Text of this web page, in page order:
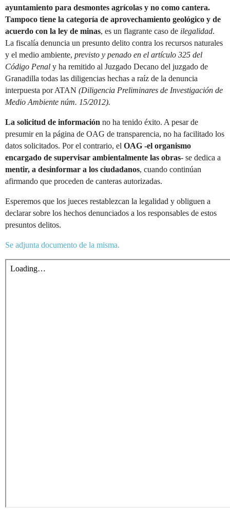
ayuntamiento para desmontes agrícolas y no como cantera.
Tampoco tiene la categoría de aprovechamiento geológico y de
acuerdo con la ley de minas, es un flagrante caso de ilegalidad.
La fiscalía denuncia un presunto delito contra los recursos naturales
y el medio ambiente, previsto y penado en el artículo 325 del
Código Penal y ha remitido al Juzgado Decano del juzgado de
Granadilla todas las diligencias hechas a raíz de la denuncia
interpuesta por ATAN (Diligencia Preliminares de Investigación de
Medio Ambiente núm. 15/2012).
La solicitud de información no ha tenido éxito. A pesar de
presumir en la página de OAG de transparencia, no ha facilitado los
datos solicitados. Por el contrario, el OAG -el organismo
encargado de supervisar ambientalmente las obras- se dedica a
mentir, a desinformar a los ciudadanos, cuando continúan
afirmando que proceden de canteras autorizadas.
Esperemos que los jueces restablezcan la legalidad y obliguen a
declarar sobre los hechos denunciados a los responsables de estos
presuntos delitos.
Se adjunta documento de la misma.